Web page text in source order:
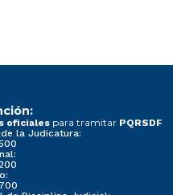
oficiales para tramitar PQRSDF
la Judicatura: